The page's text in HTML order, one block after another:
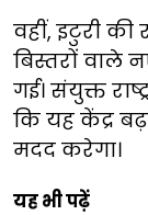
वहीं, इटुरी की
बिस्तरों वाले
गई। संयुक्त
कि यह केंद्र
मदद करेगा।
यह भी पढ़ें